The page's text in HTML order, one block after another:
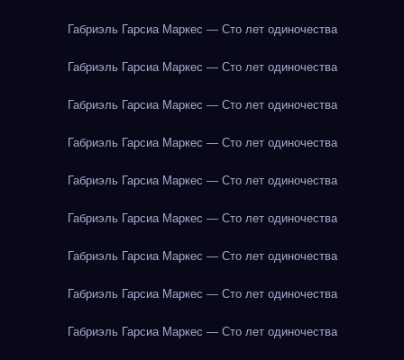
Габриэль Гарсиа Маркес — Сто лет одиночества
Габриэль Гарсиа Маркес — Сто лет одиночества
Габриэль Гарсиа Маркес — Сто лет одиночества
Габриэль Гарсиа Маркес — Сто лет одиночества
Габриэль Гарсиа Маркес — Сто лет одиночества
Габриэль Гарсиа Маркес — Сто лет одиночества
Габриэль Гарсиа Маркес — Сто лет одиночества
Габриэль Гарсиа Маркес — Сто лет одиночества
Габриэль Гарсиа Маркес — Сто лет одиночества